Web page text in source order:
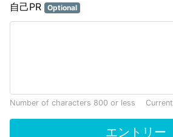
自己PR Optional
Number of characters 800 or less
エントリー